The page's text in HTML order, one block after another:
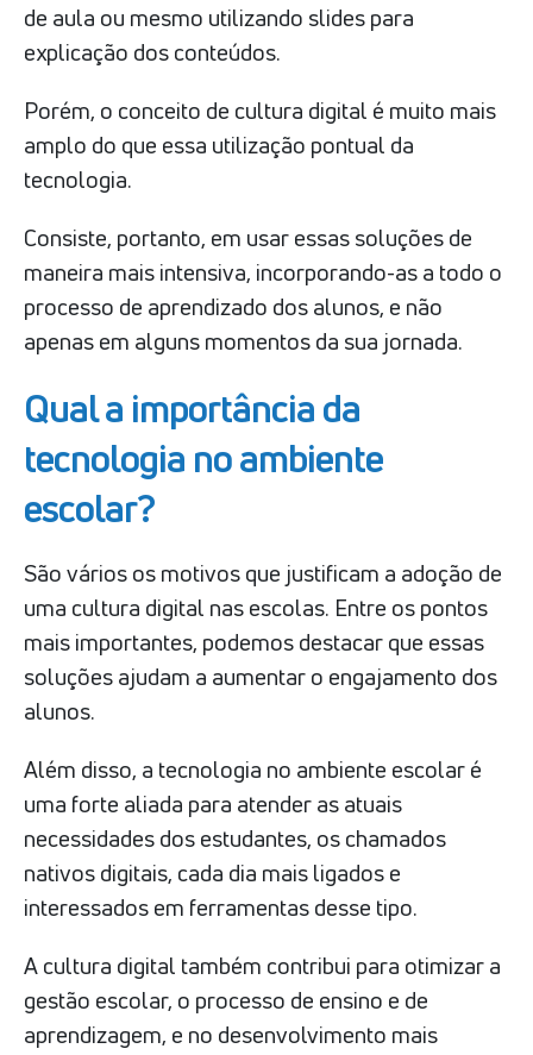
de aula ou mesmo utilizando slides para
explicação dos conteúdos.
Porém, o conceito de cultura digital é muito mais
amplo do que essa utilização pontual da
tecnologia.
Consiste, portanto, em usar essas soluções de
maneira mais intensiva, incorporando-as a todo o
processo de aprendizado dos alunos, e não
apenas em alguns momentos da sua jornada.
Qual a importância da
tecnologia no ambiente
escolar?
São vários os motivos que justificam a adoção de
uma cultura digital nas escolas. Entre os pontos
mais importantes, podemos destacar que essas
soluções ajudam a aumentar o engajamento dos
alunos.
Além disso, a tecnologia no ambiente escolar é
uma forte aliada para atender as atuais
necessidades dos estudantes, os chamados
nativos digitais, cada dia mais ligados e
interessados em ferramentas desse tipo.
A cultura digital também contribui para otimizar a
gestão escolar, o processo de ensino e de
aprendizagem, e no desenvolvimento mais